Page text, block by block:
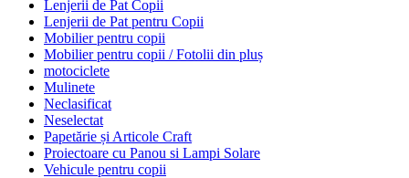
Lenjerii de Pat Copii
Lenjerii de Pat pentru Copii
Mobilier pentru copii
Mobilier pentru copii / Fotolii din pluș
motociclete
Mulinete
Neclasificat
Neselectat
Papetărie și Articole Craft
Proiectoare cu Panou si Lampi Solare
Vehicule pentru copii